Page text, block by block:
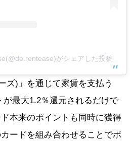
がシェアした投稿
ズ)」を通じて家賃を支払う
が最大1.2％還元されるだけで
本来のポイントも同時に獲得
ードを組み合わせることでポ